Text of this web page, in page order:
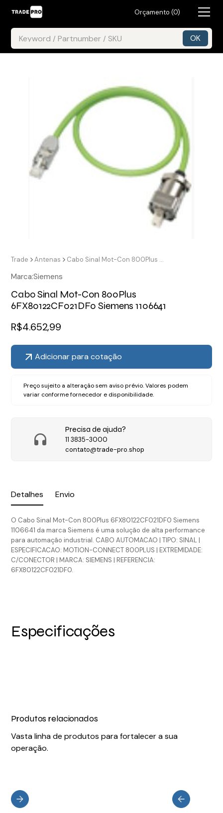
Orçamento (0)
Detalhes Envio
O Cabo Sinal Mot-Con 800Plus 6FX80122CF021DF0 Siemens
1106641 da marca Siemens é uma solução de alta performance
para automação industrial. CABO AUTOMACAO | TIPO: SINAL |
ESPECIFICACAO: MOTION-CONNECT 800PLUS | EXTREMIDADE:
C/CONECTOR | MARCA: SIEMENS | REFERENCIA:
6FX80122CF021DF0.
Trade Antenas Cabo Sinal Mot-Con 800Plus 6FX80122CF021DF0 Siemens 1106641
Marca:Siemens
Cabo Sinal Mot-Con 800Plus
6FX80122CF021DF0 Siemens 1106641
R$4.652,99
Adicionar para cotação
Preço sujeito a alteração sem aviso prévio. Valores podem
variar conforme fornecedor e disponibilidade.
Precisa de ajuda?
11 3835-3000
contato@trade-pro.shop
Especificações
Produtos relacionados
Vasta linha de produtos para fortalecer a sua
operação.